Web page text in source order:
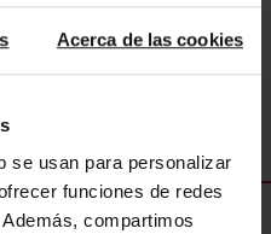
Acerca de las cookies
se usan para personalizar
funciones de redes
compartimos
en